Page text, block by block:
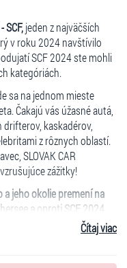
SCF,jeden z najväčších
v roku 2024 navštívilo
SCF 2024 ste mohli
kategóriách.
sa na jednom mieste
Čakajú vás úžasné autá,
kaskadérov,
z rôznych oblastí.
SLOVAK CAR
zážitky!
jeho okolie premení na
a oproti SCF 2024
sa nebude jednať len
uvidia veľkú časť vozidiel
Čítaj viac